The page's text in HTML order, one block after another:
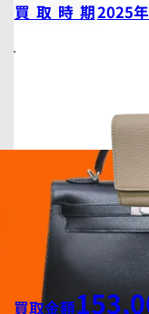
買取時期2025
買取金額